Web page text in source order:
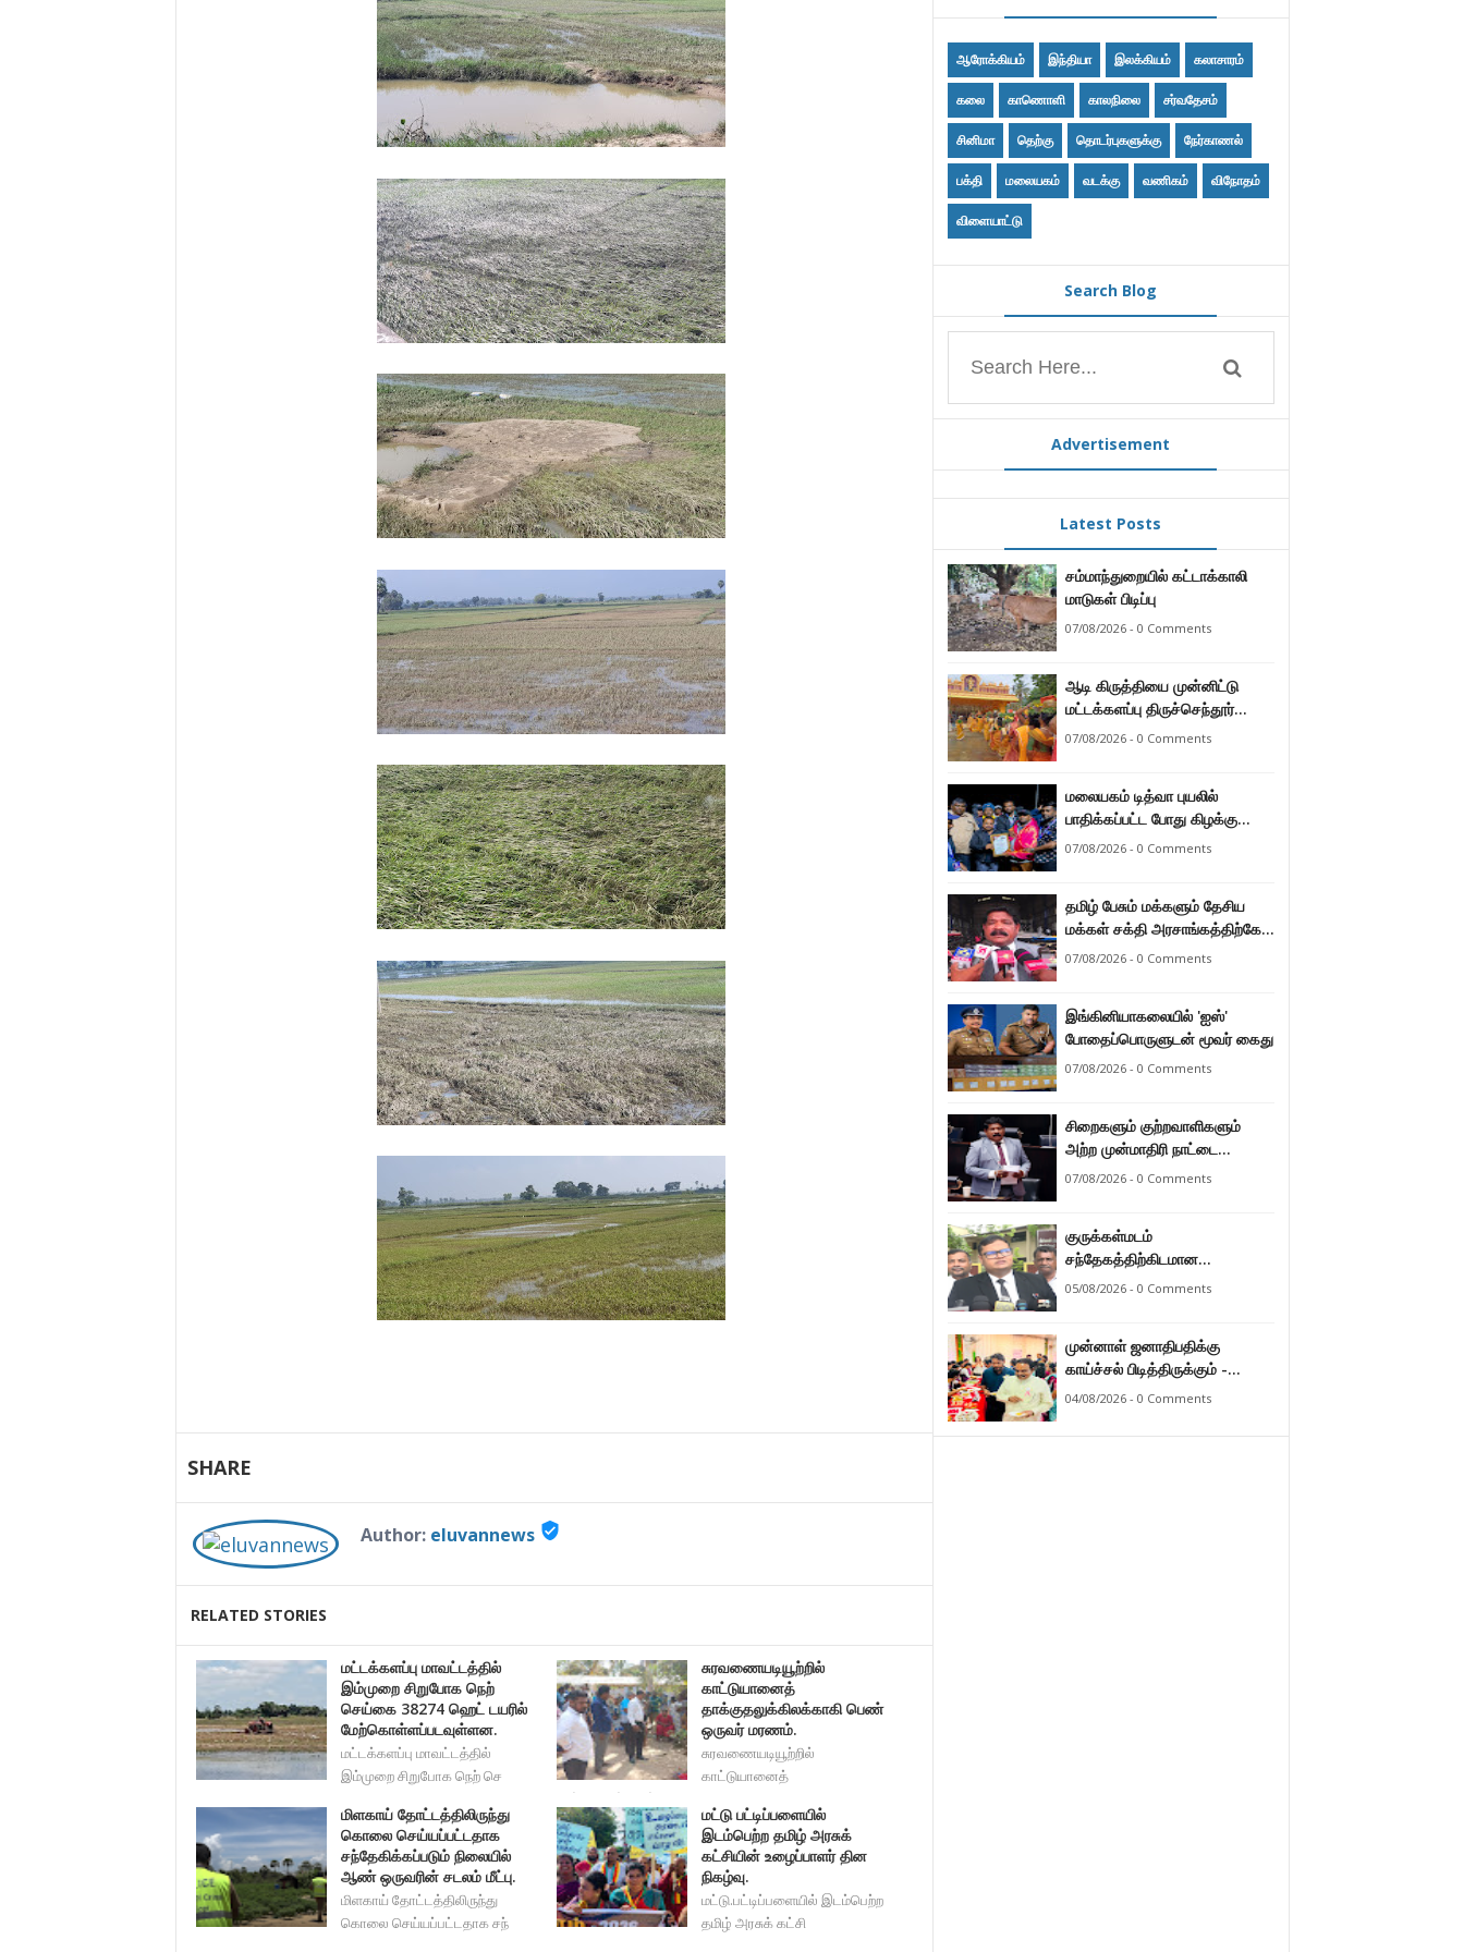
SHARE
Author: eluvannews verified_user
RELATED STORIES
மட்டக்களப்பு மாவட்டத்தில்
இம்முறை சிறுபோக நெற்
செய்கை 38274 ஹெட் டயரில்
மேற்கொள்ளப்படவுள்ளன.
மட்டக்களப்பு மாவட்டத்தில்
இம்முறை சிறுபோக நெற் செ
சுரவணையடியூற்றில்
காட்டுயானைத்
தாக்குதலுக்கிலக்காகி பெண்
ஒருவர் மரணம்.
சுரவணையடியூற்றில்
காட்டுயானைத்
தாக்குதலுக்கிலக்கா
மிளகாய் தோட்டத்திலிருந்து
கொலை செய்யப்பட்டதாக
சந்தேகிக்கப்படும் நிலையில்
ஆண் ஒருவரின் சடலம் மீட்பு.
மிளகாய் தோட்டத்திலிருந்து
கொலை செய்யப்பட்டதாக சந்
மட்டு பட்டிப்பளையில்
இடம்பெற்ற தமிழ் அரசுக்
கட்சியின் உழைப்பாளர் தின
நிகழ்வு.
மட்டு.பட்டிப்பளையில் இடம்பெற்ற
தமிழ் அரசுக் கட்சி
ஆரோக்கியம் இந்தியா இலக்கியம் கலாசாரம்
கலை காணொளி காலநிலை சர்வதேசம்
சினிமா தெற்கு தொடர்புகளுக்கு நேர்காணல்
பக்தி மலையகம் வடக்கு வணிகம் விநோதம்
விளையாட்டு
Search Blog
Advertisement
Latest Posts
சம்மாந்துறையில் கட்டாக்காலி
மாடுகள் பிடிப்பு
07/08/2026 - 0 Comments
ஆடி கிருத்தியை முன்னிட்டு
மட்டக்களப்பு திருச்செந்தூர்
முருகன் ஆலயத்தில் இடம்பெற்ற
07/08/2026 - 0 Comments
மலையகம் டித்வா புயலில்
பாதிக்கப்பட்ட போது கிழக்கு
மாகாண மக்கள் நீட்டிய
நுவரெலியா மாநகர சபை பிரதி
முதல்வர் எஸ். யோகராஜா
07/08/2026 - 0 Comments
தமிழ் பேசும் மக்களும் தேசிய
மக்கள் சக்தி அரசாங்கத்திற்கே
ஆணையளித்துள்ளனர் –
07/08/2026 - 0 Comments
இங்கினியாகலையில் 'ஐஸ்'
போதைப்பொருளுடன் மூவர் கைது
07/08/2026 - 0 Comments
சிறைகளும் குற்றவாளிகளும்
அற்ற முன்மாதிரி நாட்டை
உருவாக்குவதே அரசாங்கத்தின்
07/08/2026 - 0 Comments
குருக்கள்மடம்
சந்தேகத்திற்கிடமான
மனிதப்புதைகுழி தொடர்பான
தவணையிடப்பட்டுள்ளது.
05/08/2026 - 0 Comments
முன்னாள் ஜனாதிபதிக்கு
காய்ச்சல் பிடித்திருக்கும் -
பாராளுமன்ற உறுப்பினர் ஸ்ரீநேசன்
04/08/2026 - 0 Comments